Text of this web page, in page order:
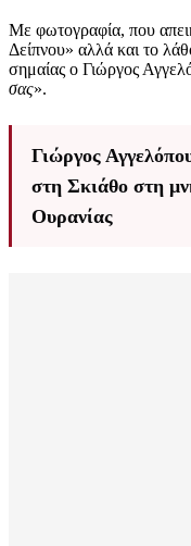
Με φωτογραφία, που
Δείπνου» αλλά και το
σημαίας ο Γιώργος
σας».
Γιώργος
στη Σκιάθο στη
Ουρανίας